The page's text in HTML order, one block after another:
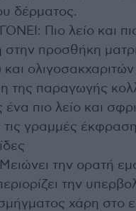
δέρματος.
Πιο λείο και
προσθήκη
της παραγωγής
ένα πιο λείο και
γραμμές
την ορατή
την
χάρη στο